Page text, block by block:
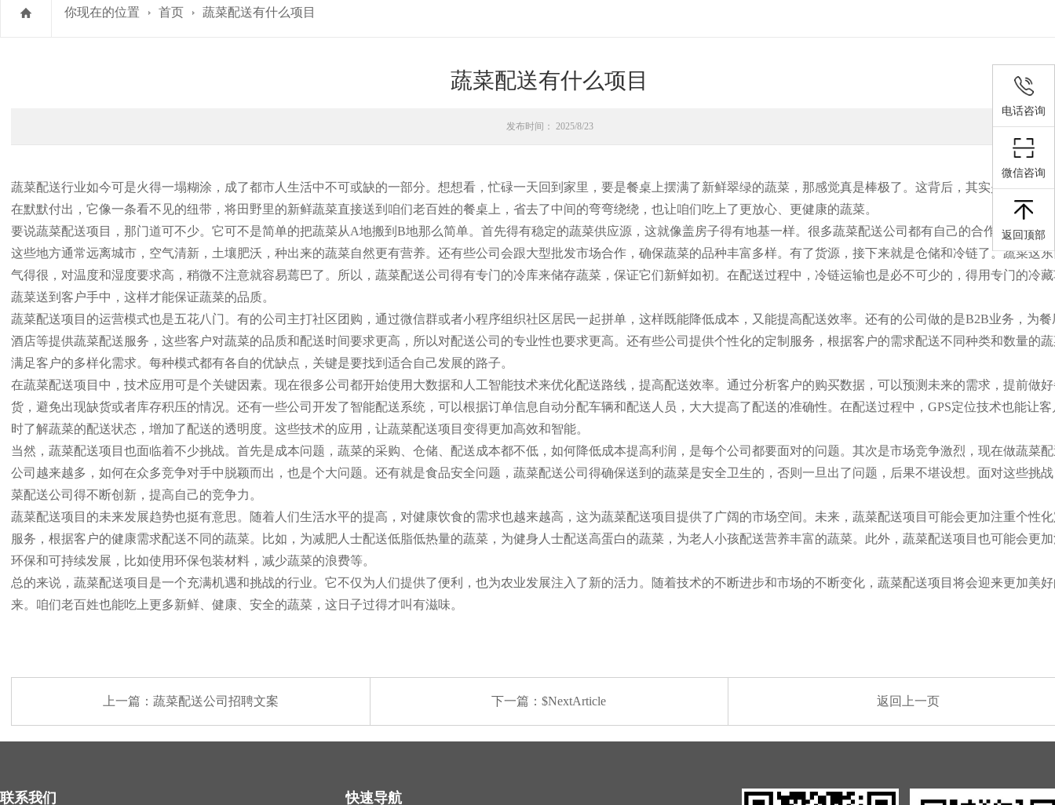
你现在的位置 首页 蔬菜配送有什么项目
蔬菜配送有什么项目
发布时间： 2025/8/23
蔬菜配送行业如今可是火得一塌糊涂，成了都市人生活中不可或缺的一部分。想想看，忙碌一天回到家里，要是餐桌上摆满了新鲜翠绿的蔬菜，那感觉真是棒极了。这背后，其实是蔬菜配
在默默付出，它像一条看不见的纽带，将田野里的新鲜蔬菜直接送到咱们老百姓的餐桌上，省去了中间的弯弯绕绕，也让咱们吃上了更放心、更健康的蔬菜。
要说蔬菜配送项目，那门道可不少。它可不是简单的把蔬菜从A地搬到B地那么简单。首先得有稳定的蔬菜供应源，这就像盖房子得有地基一样。很多蔬菜配送公司都有自己的合作农场或者
这些地方通常远离城市，空气清新，土壤肥沃，种出来的蔬菜自然更有营养。还有些公司会跟大型批发市场合作，确保蔬菜的品种丰富多样。有了货源，接下来就是仓储和冷链了。蔬菜这
气得很，对温度和湿度要求高，稍微不注意就容易蔫巴了。所以，蔬菜配送公司得有专门的冷库来储存蔬菜，保证它们新鲜如初。在配送过程中，冷链运输也是必不可少的，得用专门的冷
蔬菜送到客户手中，这样才能保证蔬菜的品质。
蔬菜配送项目的运营模式也是五花八门。有的公司主打社区团购，通过微信群或者小程序组织社区居民一起拼单，这样既能降低成本，又能提高配送效率。还有的公司做的是B2B业务，为餐
酒店等提供蔬菜配送服务，这些客户对蔬菜的品质和配送时间要求更高，所以对配送公司的专业性也要求更高。还有些公司提供个性化的定制服务，根据客户的需求配送不同种类和数量的
满足客户的多样化需求。每种模式都有各自的优缺点，关键是要找到适合自己发展的路子。
在蔬菜配送项目中，技术应用可是个关键因素。现在很多公司都开始使用大数据和人工智能技术来优化配送路线，提高配送效率。通过分析客户的购买数据，可以预测未来的需求，提前做
货，避免出现缺货或者库存积压的情况。还有一些公司开发了智能配送系统，可以根据订单信息自动分配车辆和配送人员，大大提高了配送的准确性。在配送过程中，GPS定位技术也能让客
时了解蔬菜的配送状态，增加了配送的透明度。这些技术的应用，让蔬菜配送项目变得更加高效和智能。
当然，蔬菜配送项目也面临着不少挑战。首先是成本问题，蔬菜的采购、仓储、配送成本都不低，如何降低成本提高利润，是每个公司都要面对的问题。其次是市场竞争激烈，现在做蔬菜
公司越来越多，如何在众多竞争对手中脱颖而出，也是个大问题。还有就是食品安全问题，蔬菜配送公司得确保送到的蔬菜是安全卫生的，否则一旦出了问题，后果不堪设想。面对这些挑
菜配送公司得不断创新，提高自己的竞争力。
蔬菜配送项目的未来发展趋势也挺有意思。随着人们生活水平的提高，对健康饮食的需求也越来越高，这为蔬菜配送项目提供了广阔的市场空间。未来，蔬菜配送项目可能会更加注重个性
服务，根据客户的健康需求配送不同的蔬菜。比如，为减肥人士配送低脂低热量的蔬菜，为健身人士配送高蛋白的蔬菜，为老人小孩配送营养丰富的蔬菜。此外，蔬菜配送项目也可能会更
环保和可持续发展，比如使用环保包装材料，减少蔬菜的浪费等。
总的来说，蔬菜配送项目是一个充满机遇和挑战的行业。它不仅为人们提供了便利，也为农业发展注入了新的活力。随着技术的不断进步和市场的不断变化，蔬菜配送项目将会迎来更加美
来。咱们老百姓也能吃上更多新鲜、健康、安全的蔬菜，这日子过得才叫有滋味。
上一篇： 蔬菜配送公司招聘文案 下一篇：$NextArticle 返回上一页
联系我们 快速导航
电话咨询
微信咨询
返回顶部